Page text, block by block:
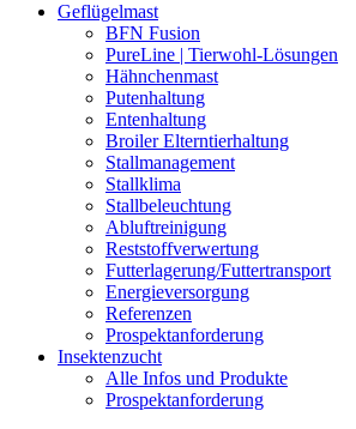
Geflügelmast
BFN Fusion
PureLine | Tierwohl-Lösungen
Hähnchenmast
Putenhaltung
Entenhaltung
Broiler Elterntierhaltung
Stallmanagement
Stallklima
Stallbeleuchtung
Abluftreinigung
Reststoffverwertung
Futterlagerung/Futtertransport
Energieversorgung
Referenzen
Prospektanforderung
Insektenzucht
Alle Infos und Produkte
Prospektanforderung